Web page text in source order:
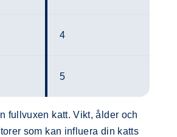
4
5
fullvuxen katt. Vikt, ålder och
som kan influera din katts